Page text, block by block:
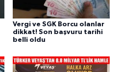
Vergi ve SGK Borcu olanlar
dikkat! Son başvuru tarihi
belli oldu